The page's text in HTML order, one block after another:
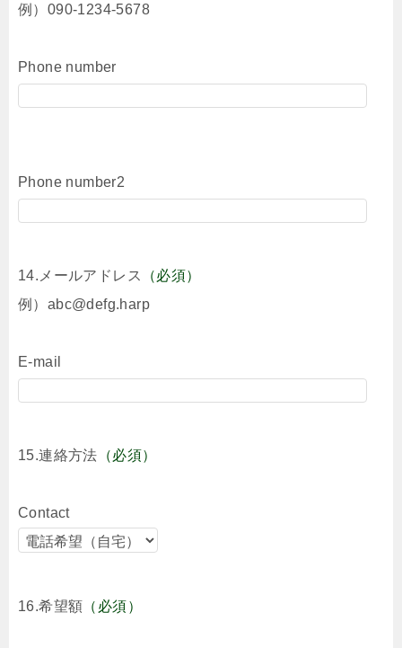
例）090-1234-5678
Phone number
Phone number2
14.メールアドレス
（必須）
例）abc@defg.harp
E-mail
15.連絡方法 （必須）
Contact
16.希望額 （必須）